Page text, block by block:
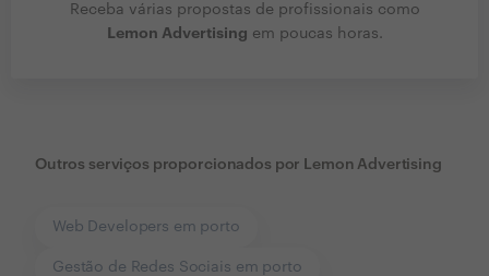
Receba várias propostas de profissionais como
Lemon Advertising em poucas horas.
Outros serviços proporcionados por Lemon Advertising
Web Developers em porto
Gestão de Redes Sociais em porto